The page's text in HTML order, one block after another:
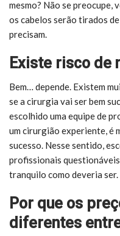
mesmo? Não se preocupe,
os cabelos serão tirados
precisam.
Existe risco de
Bem… depende. Existem
se a cirurgia vai ser bem
escolhido uma equipe de
um cirurgião experiente, é
sucesso. Nesse sentido,
profissionais
tranquilo como deveria ser.
Por que os
diferentes